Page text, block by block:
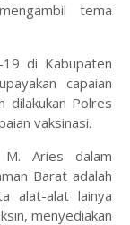
tema
19 di Kabupaten
capaian
dilakukan Polres
vaksinasi.
M. Aries dalam
Barat adalah
alat-alat lainya
menyediakan